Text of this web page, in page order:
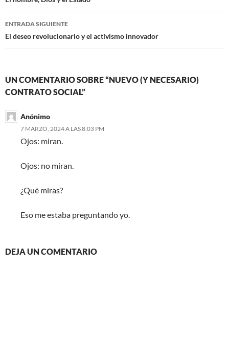
entradas
ENTRADA SIGUIENTE
El deseo revolucionario y el activismo innovador
UN COMENTARIO SOBRE “NUEVO (Y NECESARIO)
CONTRATO SOCIAL”
Anónimo
7 MARZO, 2024 A LAS 8:03 PM
Ojos: miran.
Ojos: no miran.
¿Qué miras?
Eso me estaba preguntando yo.
DEJA UN COMENTARIO